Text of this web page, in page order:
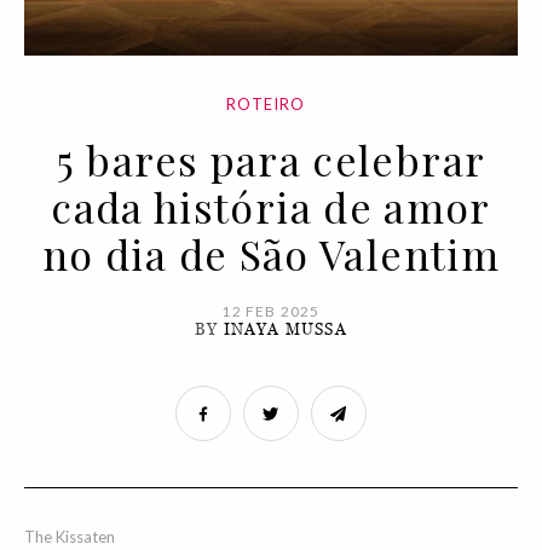
ROTEIRO
5 bares para celebrar
cada história de amor
no dia de São Valentim
12 FEB 2025
BY INAYA MUSSA
The Kissaten